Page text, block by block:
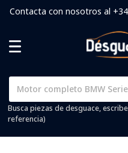
Contacta con nosotros al
Busca piezas de desguace,
referencia)